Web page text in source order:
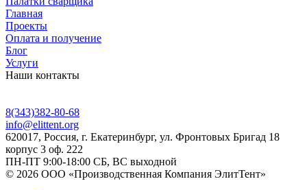
Главная
Проекты
Оплата и получение
Блог
Услуги
Наши контакты
8(343)382-80-68
info@elittent.org
620017, Россия, г. Екатеринбург, ул. Фронтовых Бригад 18
корпус 3 оф. 222
ПН-ПТ 9:00-18:00 СБ, ВС выходной
© 2026 ООО «Производственная Компания ЭлитТент»